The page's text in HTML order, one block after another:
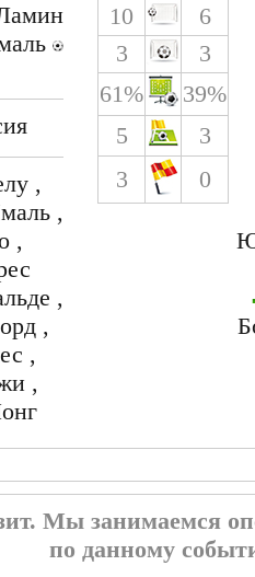
,
,
,
,
,
,
,
10
6
3
3
61%
39%
5
3
3
0
Мы занимаемся
по данному